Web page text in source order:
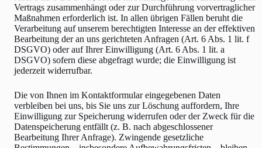
Vertrags zusammenhängt oder zur Durchführung vorvertraglicher
Maßnahmen erforderlich ist. In allen übrigen Fällen beruht die
Verarbeitung auf unserem berechtigten Interesse an der effektiven
Bearbeitung der an uns gerichteten Anfragen (Art. 6 Abs. 1 lit. f
DSGVO) oder auf Ihrer Einwilligung (Art. 6 Abs. 1 lit. a
DSGVO) sofern diese abgefragt wurde; die Einwilligung ist
jederzeit widerrufbar.
Die von Ihnen im Kontaktformular eingegebenen Daten
verbleiben bei uns, bis Sie uns zur Löschung auffordern, Ihre
Einwilligung zur Speicherung widerrufen oder der Zweck für die
Datenspeicherung entfällt (z. B. nach abgeschlossener
Bearbeitung Ihrer Anfrage). Zwingende gesetzliche